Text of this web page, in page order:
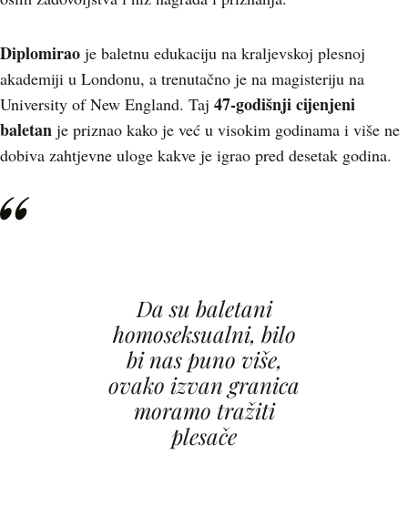
Diplomirao je baletnu edukaciju na kraljevskoj plesnoj
akademiji u Londonu, a trenutačno je na magisteriju na
University of New England. Taj 47-godišnji cijenjeni
baletan je priznao kako je već u visokim godinama i više ne
dobiva zahtjevne uloge kakve je igrao pred desetak godina.
Da su baletani
homoseksualni, bilo
bi nas puno više,
ovako izvan granica
moramo tražiti
plesače